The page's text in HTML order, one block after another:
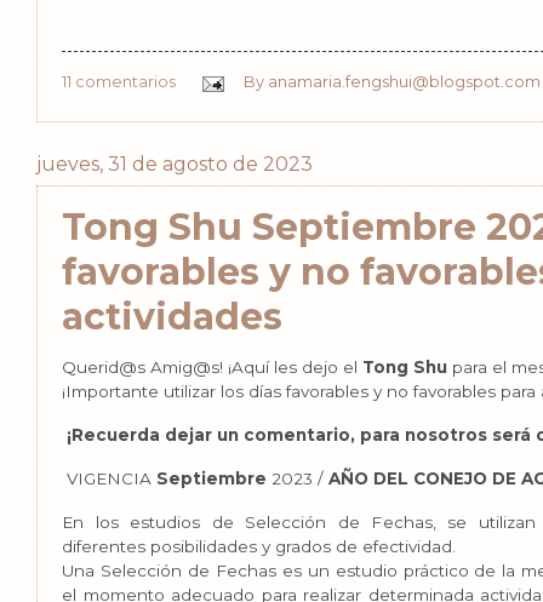
11 comentarios By anamaria.fengshui@blogspot.com
jueves, 31 de agosto de 2023
Tong Shu Septiembre
favorables y no
actividades
Querid@s Amig@s! ¡Aquí les dejo el Tong Shu para el
¡Importante utilizar los días favorables y no favorables para
¡Recuerda dejar un comentario, para nosotros será
VIGENCIA Septiembre 2023 / AÑO DEL CONEJO DE
En los estudios de Selección de Fechas, se
diferentes posibilidades y grados de efectividad.
Una Selección de Fechas es un estudio práctico de la
el momento adecuado para realizar determinada